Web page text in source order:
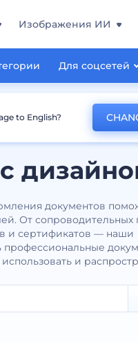
Изображения ИИ
Для соцсетей
документов
От сопроводительных
и сертификатов — наши
профессиональные
и
to English?